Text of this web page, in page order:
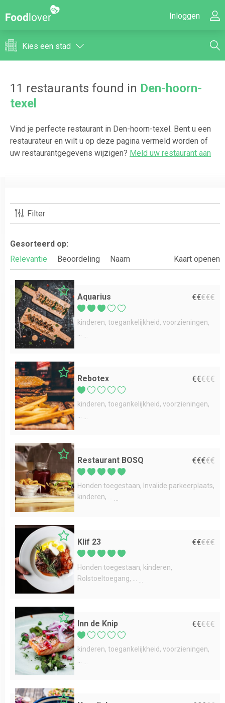
Inloggen
Kies een stad
11 restaurants found in Den-hoorn-
texel
Vind je perfecte restaurant in Den-hoorn-texel. Bent u een
restaurateur en wilt u op deze pagina vermeld worden of
uw restaurantgegevens wijzigen? Meld uw restaurant aan
Filter
Gesorteerd op:
Relevantie
Beoordeling Naam Kaart openen
Aquarius €€€€€
kinderen toegankelijkheid voorzieningen
Rebotex €€€€€
kinderen toegankelijkheid voorzieningen
Restaurant BOSQ €€€€€
Honden toegestaan
Invalide parkeerplaats
kinderen
Klif 23 €€€€€
Honden toegestaan kinderen
Rolstoeltoegang
Inn de Knip €€€€€
kinderen toegankelijkheid voorzieningen